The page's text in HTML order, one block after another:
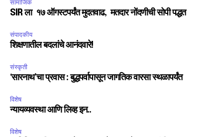
सामाजिक
SIR ला १७ ऑगस्टपर्यंत मुदतवाढ, मतदार नोंदणीची सोपी पद्धत
संपादकीय
शिक्षणातील बदलांचे आनंदवारे!
संस्कृती
‘सारनाथ’चा प्रवास : बुद्धपर्वापासून जागतिक वारसा स्थळापर्यंत
विशेष
न्यायव्यवस्था आणि लिव्ह इन..
विशेष